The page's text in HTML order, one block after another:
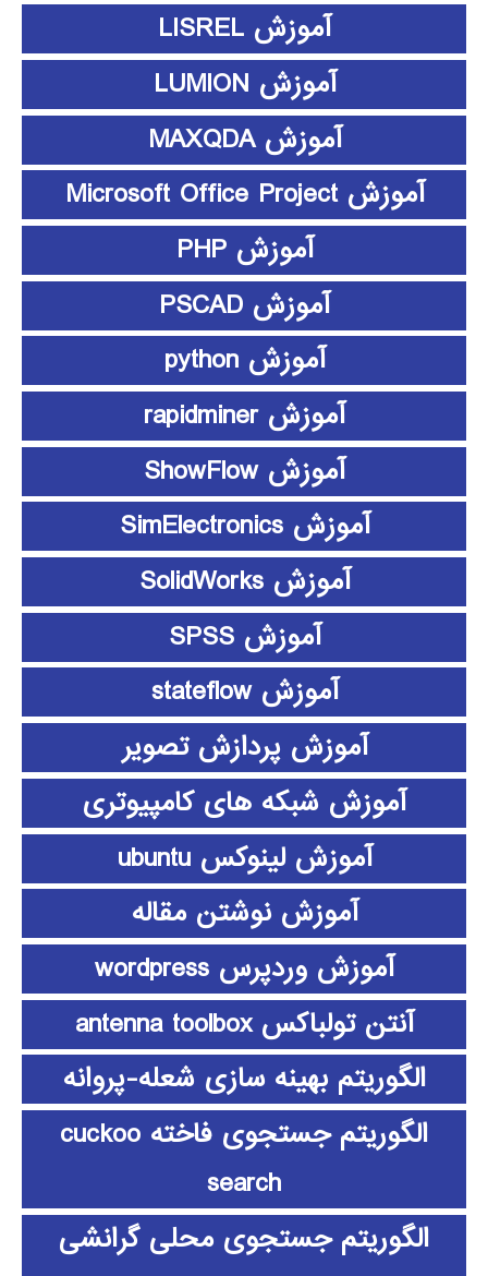
آموزش LISREL
آموزش LUMION
آموزش MAXQDA
آموزش Microsoft Office Project
آموزش PHP
آموزش PSCAD
آموزش python
آموزش rapidminer
آموزش ShowFlow
آموزش SimElectronics
آموزش SolidWorks
آموزش SPSS
آموزش stateflow
آموزش پردازش تصویر
آموزش شبکه های کامپیوتری
آموزش لینوکس ubuntu
آموزش نوشتن مقاله
آموزش وردپرس wordpress
آنتن تولباکس antenna toolbox
الگوریتم بهینه سازی شعله-پروانه
الگوریتم جستجوی فاخته cuckoo
search
الگوریتم جستجوی محلی گرانشی